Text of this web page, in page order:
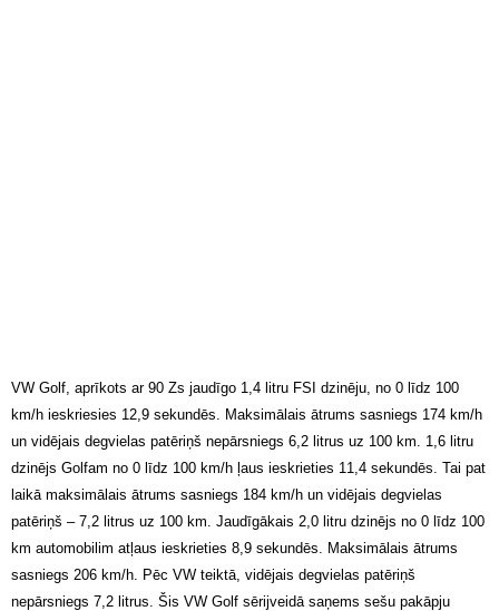
VW Golf, aprīkots ar 90 Zs jaudīgo 1,4 litru FSI dzinēju, no 0 līdz 100
km/h ieskriesies 12,9 sekundēs. Maksimālais ātrums sasniegs 174 km/h
un vidējais degvielas patēriņš nepārsniegs 6,2 litrus uz 100 km. 1,6 litru
dzinējs Golfam no 0 līdz 100 km/h ļaus ieskrieties 11,4 sekundēs. Tai pat
laikā maksimālais ātrums sasniegs 184 km/h un vidējais degvielas
patēriņš – 7,2 litrus uz 100 km. Jaudīgākais 2,0 litru dzinējs no 0 līdz 100
km automobilim atļaus ieskrieties 8,9 sekundēs. Maksimālais ātrums
sasniegs 206 km/h. Pēc VW teiktā, vidējais degvielas patēriņš
nepārsniegs 7,2 litrus. Šis VW Golf sērijveidā saņems sešu pakāpju